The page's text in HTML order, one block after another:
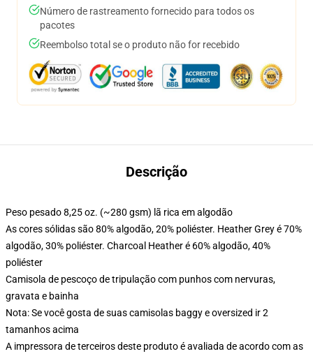
Número de rastreamento fornecido para todos os
pacotes
Reembolso total se o produto não for recebido
Descrição
Peso pesado 8,25 oz. (~280 gsm) lã rica em algodão
As cores sólidas são 80% algodão, 20% poliéster. Heather Grey é 70%
algodão, 30% poliéster. Charcoal Heather é 60% algodão, 40%
poliéster
Camisola de pescoço de tripulação com punhos com nervuras,
gravata e bainha
Nota: Se você gosta de suas camisolas baggy e oversized ir 2
tamanhos acima
A impressora de terceiros deste produto é avaliada de acordo com as